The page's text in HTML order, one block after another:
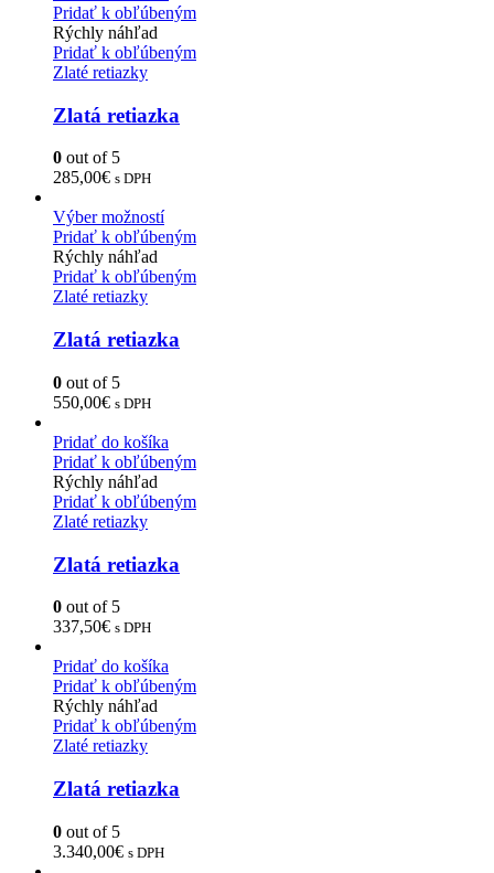
Pridať k obľúbeným
Rýchly náhľad
Pridať k obľúbeným
Zlaté retiazky
Zlatá retiazka
0 out of 5
285,00€ s DPH
Výber možností
Pridať k obľúbeným
Rýchly náhľad
Pridať k obľúbeným
Zlaté retiazky
Zlatá retiazka
0 out of 5
550,00€ s DPH
Pridať do košíka
Pridať k obľúbeným
Rýchly náhľad
Pridať k obľúbeným
Zlaté retiazky
Zlatá retiazka
0 out of 5
337,50€ s DPH
Pridať do košíka
Pridať k obľúbeným
Rýchly náhľad
Pridať k obľúbeným
Zlaté retiazky
Zlatá retiazka
0 out of 5
3.340,00€ s DPH